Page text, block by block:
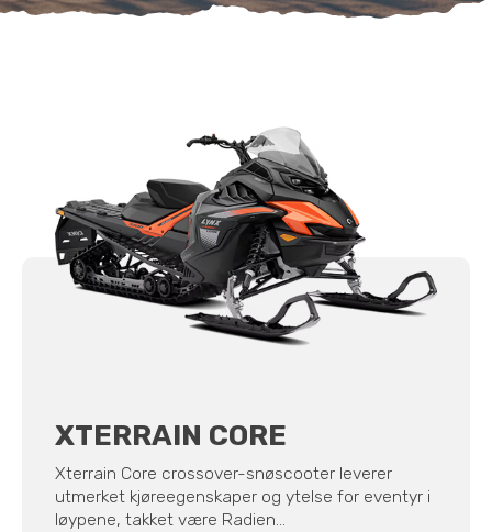
XTERRAIN CORE
Xterrain Core crossover-snøscooter leverer
utmerket kjøreegenskaper og ytelse for eventyr i
løypene, takket være Radien...